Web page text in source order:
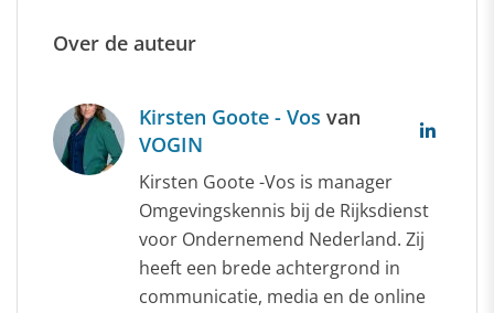
Over de auteur
Kirsten Goote - Vos van
VOGIN
Kirsten Goote -Vos is manager
Omgevingskennis bij de Rijksdienst
voor Ondernemend Nederland. Zij
heeft een brede achtergrond in
communicatie, media en de online